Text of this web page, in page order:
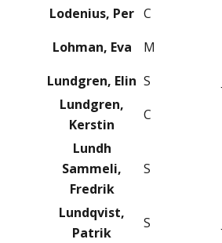
Lodenius, Per C
Lohman, Eva
M
Lundgren, Elin S
Lundgren,
Kerstin
C
Lundh
Sammeli,
Fredrik
S
Lundqvist,
Patrik
S